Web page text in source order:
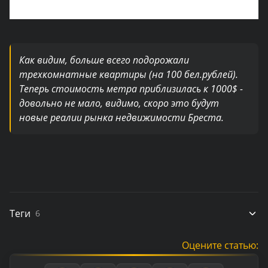
Как видим, больше всего подорожали
трехкомнатные квартиры (на 100 бел.рублей).
Теперь стоимость метра приблизилась к 1000$ -
довольно не мало, видимо, скоро это будут
новые реалии рынка недвижимости Бреста.
Теги 6
Оцените статью: